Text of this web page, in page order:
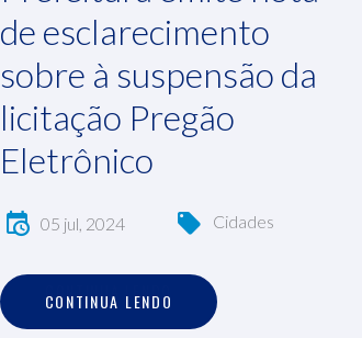
de esclarecimento
sobre à suspensão da
licitação Pregão
Eletrônico
05 jul, 2024 Cidades
CO NTINUA L END O
CONTINUA LENDO